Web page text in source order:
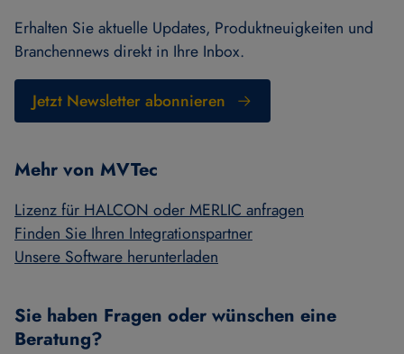
Erhalten Sie aktuelle Updates, Produktneuigkeiten und
Branchennews direkt in Ihre Inbox.
Jetzt Newsletter abonnieren
Mehr von MVTec
Lizenz für HALCON oder MERLIC anfragen
Finden Sie Ihren Integrationspartner
Unsere Software herunterladen
Sie haben Fragen oder wünschen eine
Beratung?